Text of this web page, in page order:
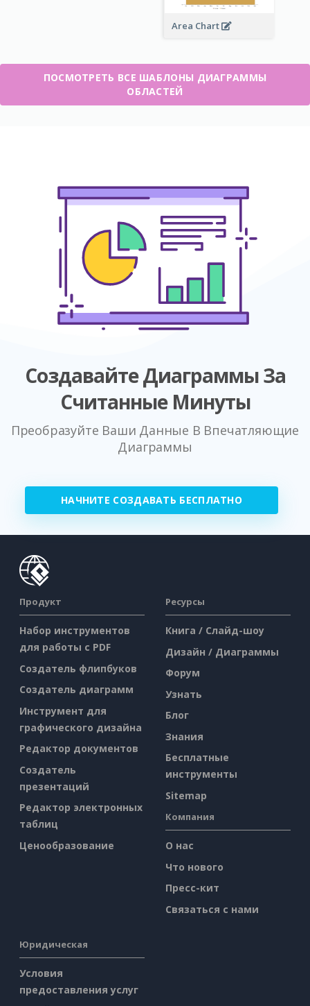
Area Chart
ПОСМОТРЕТЬ ВСЕ ШАБЛОНЫ ДИАГРАММЫ
ОБЛАСТЕЙ
Создавайте Диаграммы За
Считанные Минуты
Преобразуйте Ваши Данные В Впечатляющие
Диаграммы
НАЧНИТЕ СОЗДАВАТЬ БЕСПЛАТНО
Продукт
Набор инструментов
для работы с PDF
Создатель флипбуков
Создатель диаграмм
Инструмент для
графического дизайна
Редактор документов
Создатель
презентаций
Редактор электронных
таблиц
Ценообразование
Ресурсы
Книга / Слайд-шоу
Дизайн / Диаграммы
Форум
Узнать
Блог
Знания
Бесплатные
инструменты
Sitemap
Компания
О нас
Что нового
Пресс-кит
Связаться с нами
Юридическая
Условия
предоставления услуг